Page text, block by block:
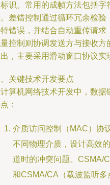
识。常用的成帧方法包括
差错控制通过循环冗余检
错误，并结合自动重传请
控制则协调发送方与接收
，主要采用滑动窗口协议实
关键技术开发要点
算机网络技术开发中，数
：
介质访问控制（MAC）协
不同物理介质，设计高效
道时的冲突问题。CSMA/
和CSMA/CA（载波监听多